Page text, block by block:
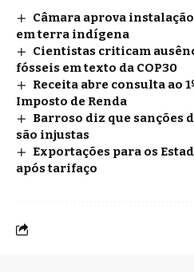
Câmara aprova
em terra indígena
Cientistas criticam
fósseis em texto da COP30
Receita abre consulta ao
Imposto de Renda
Barroso diz que sanções
são injustas
Exportações para os
após tarifaço